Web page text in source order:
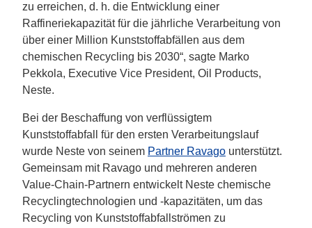
zu erreichen, d. h. die Entwicklung einer
Raffineriekapazität für die jährliche Verarbeitung von
über einer Million Kunststoffabfällen aus dem
chemischen Recycling bis 2030“, sagte Marko
Pekkola, Executive Vice President, Oil Products,
Neste.
Bei der Beschaffung von verflüssigtem
Kunststoffabfall für den ersten Verarbeitungslauf
wurde Neste von seinem Partner Ravago unterstützt.
Gemeinsam mit Ravago und mehreren anderen
Value-Chain-Partnern entwickelt Neste chemische
Recyclingtechnologien und -kapazitäten, um das
Recycling von Kunststoffabfallströmen zu